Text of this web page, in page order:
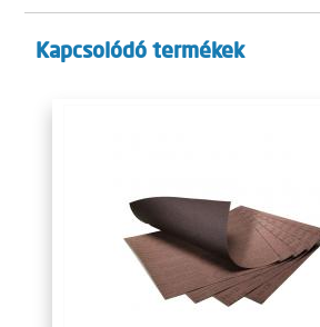
Kapcsolódó termékek